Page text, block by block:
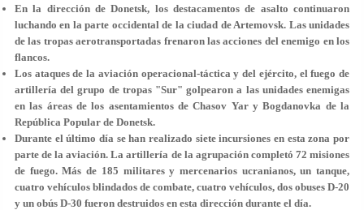
En la dirección de Donetsk, los destacamentos de asalto continuaron
luchando en la parte occidental de la ciudad de Artemovsk. Las unidades
de las tropas aerotransportadas frenaron las acciones del enemigo en los
flancos.
Los ataques de la aviación operacional-táctica y del ejército, el fuego de
artillería del grupo de tropas "Sur" golpearon a las unidades enemigas
en las áreas de los asentamientos de Chasov Yar y Bogdanovka de la
República Popular de Donetsk.
Durante el último día se han realizado siete incursiones en esta zona por
parte de la aviación. La artillería de la agrupación completó 72 misiones
de fuego. Más de 185 militares y mercenarios ucranianos, un tanque,
cuatro vehículos blindados de combate, cuatro vehículos, dos obuses D-20
y un obús D-30 fueron destruidos en esta dirección durante el día.